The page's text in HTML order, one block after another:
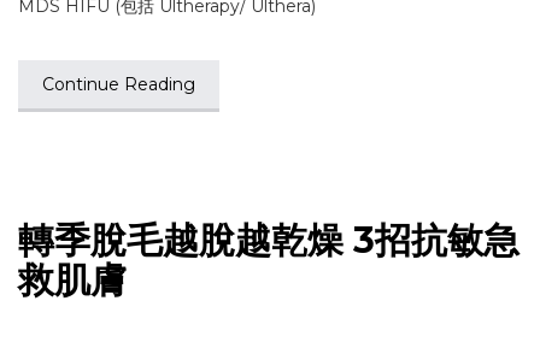
MDS HIFU (包括 Ultherapy/ Ulthera)
Continue Reading
轉季脫毛越脫越乾燥 3招抗敏急
救肌膚